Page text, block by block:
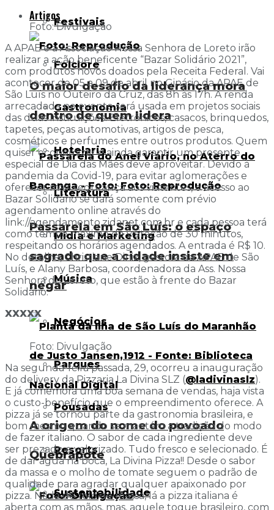
Artigos
O maior desafio da liderança mora
dentro de quem lidera
Passarela em São Luís: o espaço
sagrado que a cidade insiste em
negar
A origem do nome do povoado
Quebrapote
Festivais
Folclore
Gastronomia
Hotelaria
Literatura
Mídia e Marketing
Música
Negócios
Parques
Pousadas
Resorts
Sustentabilidade
Foto: Divulgação
A APAE e a Associação Nossa Senhora de Loreto irão
realizar a ação beneficente “Bazar Solidário 2021”,
com produtos novos doados pela Receita Federal. Vai
acontecer de 05 a 09 de abril no Ginásio da APAE de
São Luís no Outeiro da Cruz, das 8h às 17h. A renda
arrecadada no evento será usada em projetos sociais
das duas instituições. Eletrônicos, casacos, brinquedos,
tapetes, peças automotivas, artigos de pesca,
cosméticos e perfumes entre outros produtos. Quem
quiser economizar e ainda garantir um presente
especial de Dia das Mães deve aproveitar. Devido à
pandemia da Covid-19, para evitar aglomerações e
oferecer mais segurança aos visitantes, o acesso ao
Bazar Solidário se dará somente com prévio
agendamento online através do
link://agendamento.zidanet.com.br e cada pessoa terá
como tempo máximo de visitação de 30 minutos,
respeitando os horários agendados. A entrada é R$ 10.
No detalhe, Christiane Diniz, gestora da APAE de São
Luís, e Alany Barbosa, coordenadora da Ass. Nossa
Senhora de Loreto, que estão à frente do Bazar
Solidário.
XXXXX
Foto: Divulgação
Na segunda-feira passada, 29, ocorreu a inauguração
do delivery da Pizzaria La Divina SLZ (@ladivinaslz).
E já comemora uma boa semana de vendas, haja vista
o custo-benefício que o empreendimento oferece. A
pizza já se tornou parte da gastronomia brasileira, e
bom mesmo quando se mantém a tradição do modo
de fazer italiano. O sabor de cada ingrediente deve
ser prezado e valorizado. Tudo fresco e selecionado. É
de dar água na boca, La Divina Pizza!! Desde o sabor
da massa e o molho de tomate seguem o padrão de
qualidade para agradar qualquer apaixonado por
pizza. Nada de rolo de massa, lá a pizza italiana é
aberta com as mãos, mas, aquele toque brasileiro, com